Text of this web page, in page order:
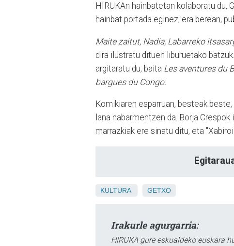
HIRUKAn hainbatetan kolaboratu du,
hainbat portada eginez; era berean,
Maite zaitut, Nadia, Labarreko
dira ilustratu dituen liburuetako
argitaratu du, baita Les aventures du
bargues du Congo.
Komikiaren esparruan, besteak beste
lana nabarmentzen da. Borja
marrazkiak ere sinatu ditu, eta
KULTURA GETXO
Irakurle agurgarria:
HIRUKA gure eskualdeko euskara